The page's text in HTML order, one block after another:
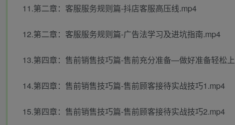
11.第二章：客服服务规则篇-抖店客服高压线.mp4
12.第二章：客服服务规则篇-广告法学习及进坑指南.mp4
13.第四章：售前销售技巧篇-售前充分准备—做好准备轻松
14.第四章：售前销售技巧篇-售前顾客接待实战技巧1.mp4
15.第四章：售前销售技巧篇-售前顾客接待实战技巧2.mp4